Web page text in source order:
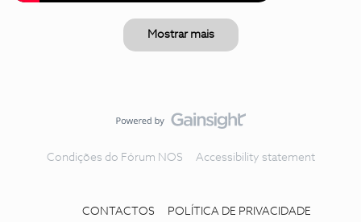
Mostrar mais
Condições do Fórum NOS Accessibility statement
CONTACTOS POLÍTICA DE PRIVACIDADE